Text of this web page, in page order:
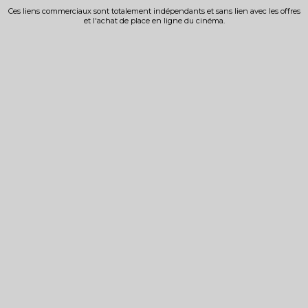
Ces liens commerciaux sont totalement indépendants et sans lien avec les offres
et l'achat de place en ligne du cinéma.